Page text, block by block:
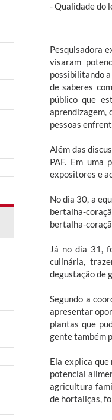
- Qualidade do
Pesquisadora
visaram
possibilitando
de saberes
público que
aprendizagem,
pessoas
Além das
PAF. Em uma
expositores e
No dia 30, a
bertalha-
bertalha-
Já no dia 31,
culinária,
degustação de
Segundo a
apresentar
plantas que
gente também
Ela explica
potencial
agricultura
de hortaliças,